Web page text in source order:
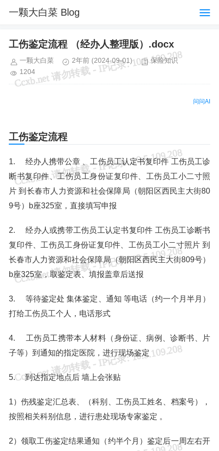
一颗大白菜 Blog
工伤鉴定流程 （经办人整理版）.docx
一颗大白菜 2年前 (2024-09-01)
保险知识
1204
问问AI
工伤鉴定流程
1. 经办人携带公章 、工伤员工认定书复印件 工伤员工诊
断书复印件、工伤员工身份证复印件、工伤员工小二寸照
片 到长春市人力资源和社会保障局（朝阳区西民主大街80
9号）b座325室，直接填写申报
2. 经办人或携带工伤员工认定书复印件 工伤员工诊断书
复印件、工伤员工身份证复印件、工伤员工小二寸照片 到
长春市人力资源和社会保障局（朝阳区西民主大街809号）
b座325室，取鉴定表、填报盖章后送报
3. 等待鉴定处 集体鉴定、通知 等电话（约一个月半月）
打给工伤员工个人，电话形式
4. 工伤员工携带本人材料（身份证、病例、诊断书、片
子等）到通知的指定医院，进行现场鉴定
5. 到达指定地点后 墙上会张贴
1）伤残鉴定汇总表、（科别、工伤员工姓名、档案号），
按照相关科别信息，进行患处现场专家鉴定 。
2）领取工伤鉴定结果通知（约半个月）鉴定后一周左右开